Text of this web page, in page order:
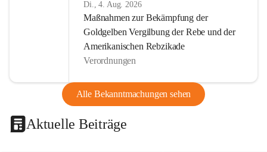
Di., 4. Aug. 2026
Maßnahmen zur Bekämpfung der
Goldgelben Vergilbung der Rebe und der
Amerikanischen Rebzikade
Verordnungen
Alle Bekanntmachungen sehen
Aktuelle Beiträge